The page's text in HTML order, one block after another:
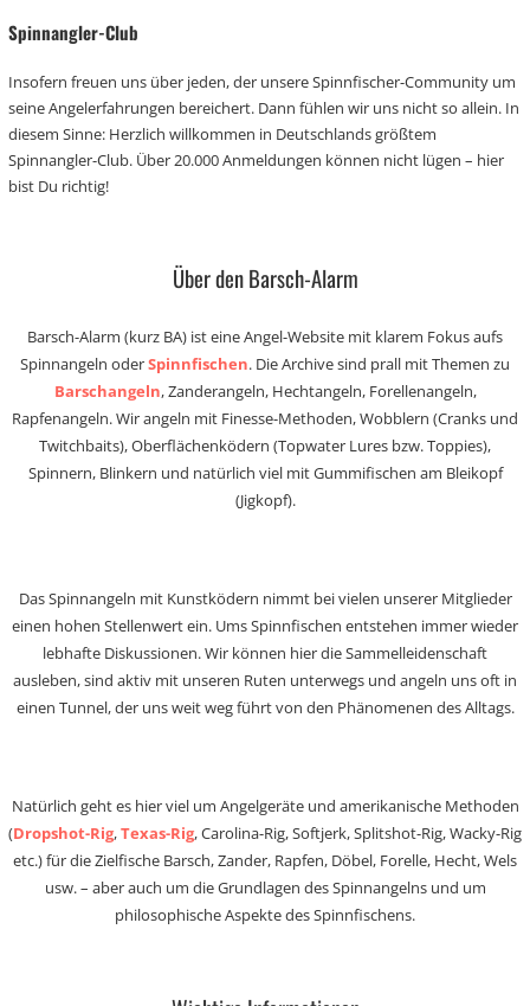
Spinnangler-Club
Insofern freuen uns über jeden, der unsere Spinnfischer-Community um
seine Angelerfahrungen bereichert. Dann fühlen wir uns nicht so allein. In
diesem Sinne: Herzlich willkommen in Deutschlands größtem
Spinnangler-Club. Über 20.000 Anmeldungen können nicht lügen – hier
bist Du richtig!
Über den Barsch-Alarm
Barsch-Alarm (kurz BA) ist eine Angel-Website mit klarem Fokus aufs
Spinnangeln oderSpinnfischen. Die Archive sind prall mit Themen zu
Barschangeln, Zanderangeln, Hechtangeln, Forellenangeln,
Rapfenangeln. Wir angeln mit Finesse-Methoden, Wobblern (Cranks und
Twitchbaits), Oberflächenködern (Topwater Lures bzw. Toppies),
Spinnern, Blinkern und natürlich viel mit Gummifischen am Bleikopf
(Jigkopf).
Das Spinnangeln mit Kunstködern nimmt bei vielen unserer Mitglieder
einen hohen Stellenwert ein. Ums Spinnfischen entstehen immer wieder
lebhafte Diskussionen. Wir können hier die Sammelleidenschaft
ausleben, sind aktiv mit unseren Ruten unterwegs und angeln uns oft in
einen Tunnel, der uns weit weg führt von den Phänomenen des Alltags.
Natürlich geht es hier viel um Angelgeräte und amerikanische Methoden
(Dropshot-Rig,Texas-Rig, Carolina-Rig, Softjerk, Splitshot-Rig, Wacky-Rig
etc.) für die Zielfische Barsch, Zander, Rapfen, Döbel, Forelle, Hecht, Wels
usw. – aber auch um die Grundlagen des Spinnangelns und um
philosophische Aspekte des Spinnfischens.